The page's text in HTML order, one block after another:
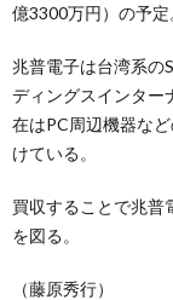
億3300万円）の予定
兆普電子は台湾系の
ディングスインター
在はPC周辺機器な
けている。
買収することで兆普
を図る。
（藤原秀行）